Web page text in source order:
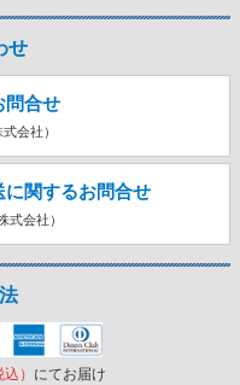
せ
問合せ
会社）
関するお問合せ
式会社）
） にてお届け